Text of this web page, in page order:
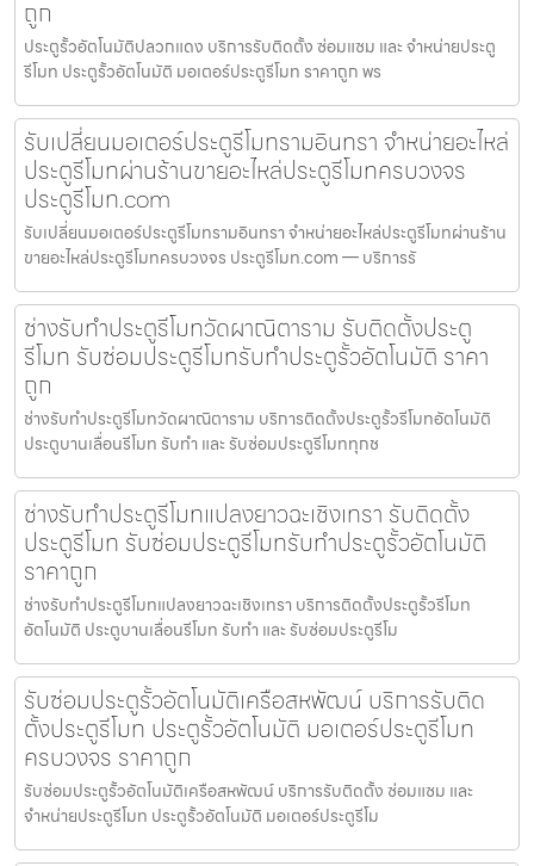
ถูก
ประตูรั้วอัตโนมัติปลวกแดง บริการรับติดตั้ง ซ่อมแซม และ จำหน่ายประตู
รีโมท ประตูรั้วอัตโนมัติ มอเตอร์ประตูรีโมท ราคาถูก พร
รับเปลี่ยนมอเตอร์ประตูรีโมทรามอินทรา จำหน่ายอะไหล่
ประตูรีโมทผ่านร้านขายอะไหล่ประตูรีโมทครบวงจร
ประตูรีโมท.com
รับเปลี่ยนมอเตอร์ประตูรีโมทรามอินทรา จำหน่ายอะไหล่ประตูรีโมทผ่านร้าน
ขายอะไหล่ประตูรีโมทครบวงจร ประตูรีโมท.com — บริการรั
ช่างรับทำประตูรีโมทวัดผาณิตาราม รับติดตั้งประตู
รีโมท รับซ่อมประตูรีโมทรับทำประตูรั้วอัตโนมัติ ราคา
ถูก
ช่างรับทำประตูรีโมทวัดผาณิตาราม บริการติดตั้งประตูรั้วรีโมทอัตโนมัติ
ประตูบานเลื่อนรีโมท รับทำ และ รับซ่อมประตูรีโมททุกช
ช่างรับทำประตูรีโมทแปลงยาวฉะเชิงเทรา รับติดตั้ง
ประตูรีโมท รับซ่อมประตูรีโมทรับทำประตูรั้วอัตโนมัติ
ราคาถูก
ช่างรับทำประตูรีโมทแปลงยาวฉะเชิงเทรา บริการติดตั้งประตูรั้วรีโมท
อัตโนมัติ ประตูบานเลื่อนรีโมท รับทำ และ รับซ่อมประตูรีโม
รับซ่อมประตูรั้วอัตโนมัติเครือสหพัฒน์ บริการรับติด
ตั้งประตูรีโมท ประตูรั้วอัตโนมัติ มอเตอร์ประตูรีโมท
ครบวงจร ราคาถูก
รับซ่อมประตูรั้วอัตโนมัติเครือสหพัฒน์ บริการรับติดตั้ง ซ่อมแซม และ
จำหน่ายประตูรีโมท ประตูรั้วอัตโนมัติ มอเตอร์ประตูรีโม